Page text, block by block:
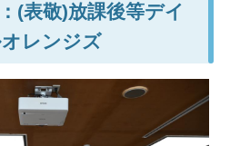
(表敬)放課後等デイ
レンジズ